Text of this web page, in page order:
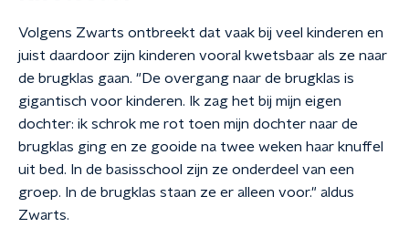
Volgens Zwarts ontbreekt dat vaak bij veel kinderen en
juist daardoor zijn kinderen vooral kwetsbaar als ze naar
de brugklas gaan. "De overgang naar de brugklas is
gigantisch voor kinderen. Ik zag het bij mijn eigen
dochter: ik schrok me rot toen mijn dochter naar de
brugklas ging en ze gooide na twee weken haar knuffel
uit bed. In de basisschool zijn ze onderdeel van een
groep. In de brugklas staan ze er alleen voor." aldus
Zwarts.